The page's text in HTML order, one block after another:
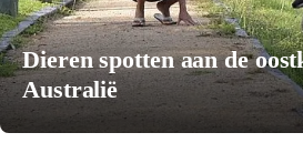
Dieren spotten aan de
Australië